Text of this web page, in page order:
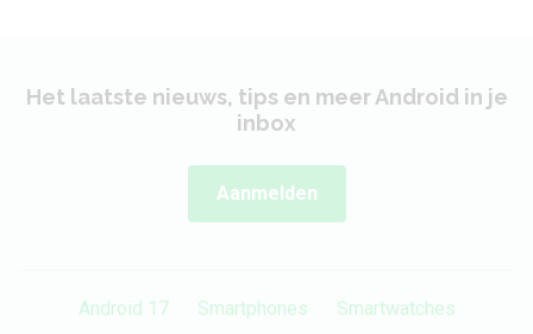
Het laatste nieuws, tips en meer Android in je
inbox
Aanmelden
Android 17 Smartphones
Smartwatches